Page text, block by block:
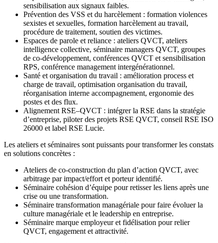
sensibilisation aux signaux faibles.
Prévention des VSS et du harcèlement : formation violences
sexistes et sexuelles, formation harcèlement au travail,
procédure de traitement, soutien des victimes.
Espaces de parole et reliance : ateliers QVCT, ateliers
intelligence collective, séminaire managers QVCT, groupes
de co‑développement, conférences QVCT et sensibilisation
RPS, conférence management intergénérationnel.
Santé et organisation du travail : amélioration process et
charge de travail, optimisation organisation du travail,
réorganisation interne accompagnement, ergonomie des
postes et des flux.
Alignement RSE–QVCT : intégrer la RSE dans la stratégie
d’entreprise, piloter des projets RSE QVCT, conseil RSE ISO
26000 et label RSE Lucie.
Les ateliers et séminaires sont puissants pour transformer les constats
en solutions concrètes :
Ateliers de co‑construction du plan d’action QVCT, avec
arbitrage par impact/effort et porteur identifié.
Séminaire cohésion d’équipe pour retisser les liens après une
crise ou une transformation.
Séminaire transformation managériale pour faire évoluer la
culture managériale et le leadership en entreprise.
Séminaire marque employeur et fidélisation pour relier
QVCT, engagement et attractivité.